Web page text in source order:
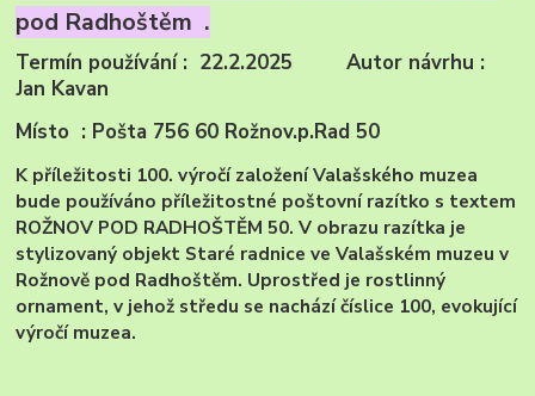
pod Radhoštěm .
Termín používání : 22.2.2025 Autor návrhu :
Jan Kavan
Místo : Pošta 756 60 Rožnov.p.Rad 50
K příležitosti 100. výročí založení Valašského muzea
bude používáno příležitostné poštovní razítko s textem
ROŽNOV POD RADHOŠTĚM 50. V obrazu razítka je
stylizovaný objekt Staré radnice ve Valašském muzeu v
Rožnově pod Radhoštěm. Uprostřed je rostlinný
ornament, v jehož středu se nachází číslice 100, evokující
výročí muzea.